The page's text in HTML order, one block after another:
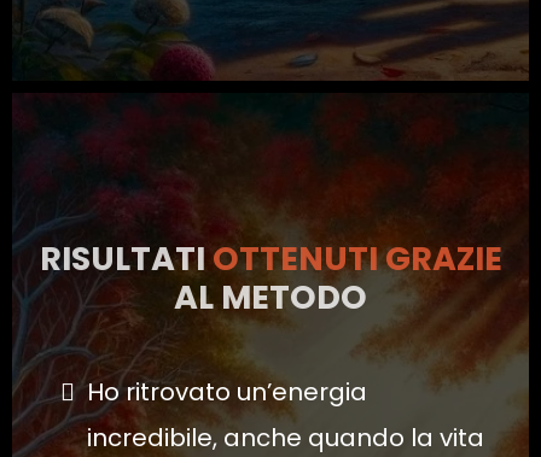
RISULTATI OTTENUTIGRAZIE
AL METODO
Ho ritrovato un’energia
incredibile, anche quando la vita